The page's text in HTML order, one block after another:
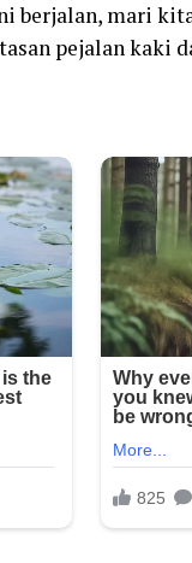
berjalan, mari
pejalan kaki